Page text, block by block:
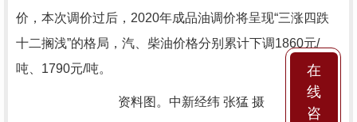
价，本次调价过后，2020年成品油调价将呈现“三涨四跌
十二搁浅”的格局，汽、柴油价格分别累计下调1860元/
吨、1790元/吨。
资料图。中新经纬 张猛 摄
在
线
咨